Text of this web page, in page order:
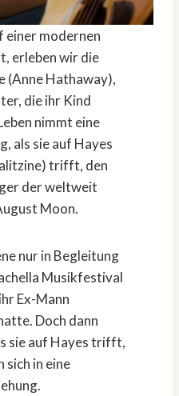
einer modernen
erleben wir die
(Anne Hathaway),
die ihr Kind
nimmt eine
als sie auf Hayes
trifft, den
der weltweit
Moon.
nur in Begleitung
Musikfestival
Ex-Mann
Doch dann
sie auf Hayes trifft,
sich in eine